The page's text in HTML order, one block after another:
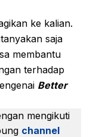
ke kalian.
saja
membantu
terhadap
Better
mengikuti
channel